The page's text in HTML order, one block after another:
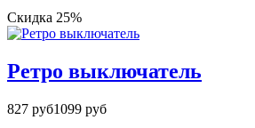
Скидка 25%
Ретро выключатель
827 руб1099 руб